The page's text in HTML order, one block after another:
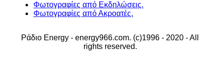
Φωτογραφίες από Εκδηλώσεις.
Φωτογραφίες από Ακροατές.
Ράδιο Energy - energy966.com. (c)1996 - 2020 - All
rights reserved.